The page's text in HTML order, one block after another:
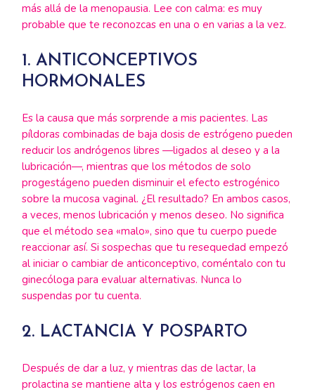
más allá de la menopausia. Lee con calma: es muy
probable que te reconozcas en una o en varias a la vez.
1. ANTICONCEPTIVOS
HORMONALES
Es la causa que más sorprende a mis pacientes. Las
píldoras combinadas de baja dosis de estrógeno pueden
reducir los andrógenos libres —ligados al deseo y a la
lubricación—, mientras que los métodos de solo
progestágeno pueden disminuir el efecto estrogénico
sobre la mucosa vaginal. ¿El resultado? En ambos casos,
a veces, menos lubricación y menos deseo. No significa
que el método sea «malo», sino que tu cuerpo puede
reaccionar así. Si sospechas que tu resequedad empezó
al iniciar o cambiar de anticonceptivo, coméntalo con tu
ginecóloga para evaluar alternativas. Nunca lo
suspendas por tu cuenta.
2. LACTANCIA Y POSPARTO
Después de dar a luz, y mientras das de lactar, la
prolactina se mantiene alta y los estrógenos caen en